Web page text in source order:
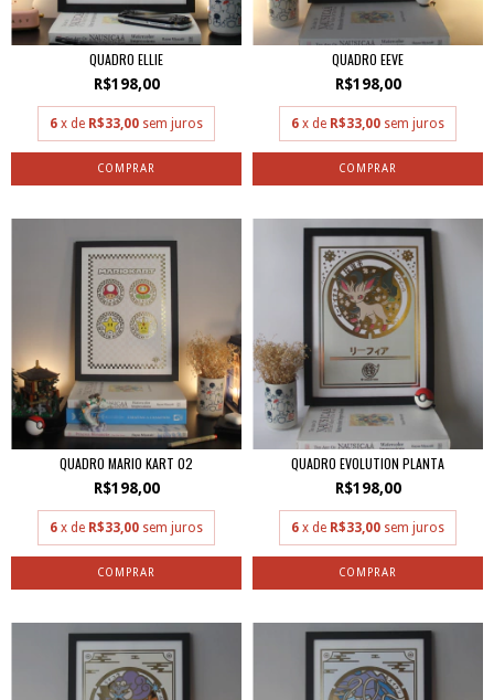
QUADRO ELLIE
R$198,00
6 x de R$33,00 sem juros
QUADRO EEVE
R$198,00
6 x de R$33,00 sem juros
QUADRO MARIO KART 02
R$198,00
6 x de R$33,00 sem juros
QUADRO EVOLUTION PLANTA
R$198,00
6 x de R$33,00 sem juros